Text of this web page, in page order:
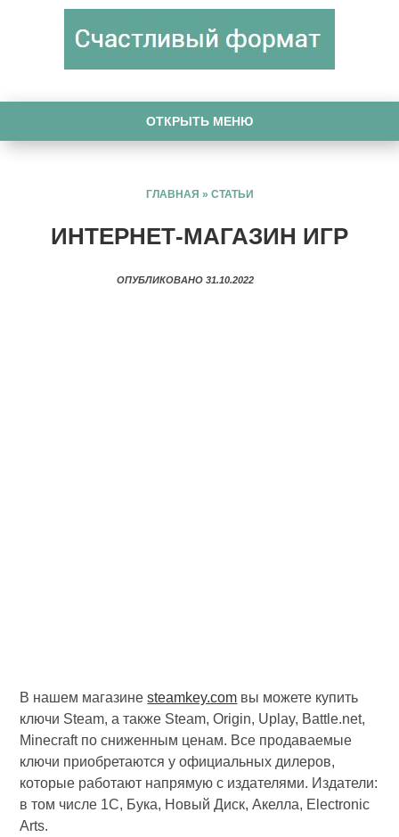
ОТКРЫТЬ МЕНЮ
ГЛАВНАЯ » СТАТЬИ
ИНТЕРНЕТ-МАГАЗИН ИГР
ОПУБЛИКОВАНО 31.10.2022
В нашем магазинеsteamkey.com вы можете купить
ключи Steam, а также Steam, Origin, Uplay, Battle.net,
Minecraft по сниженным ценам. Все продаваемые
ключи приобретаются у официальных дилеров,
которые работают напрямую с издателями. Издатели:
в том числе 1С, Бука, Новый Диск, Акелла, Electronic
Arts.